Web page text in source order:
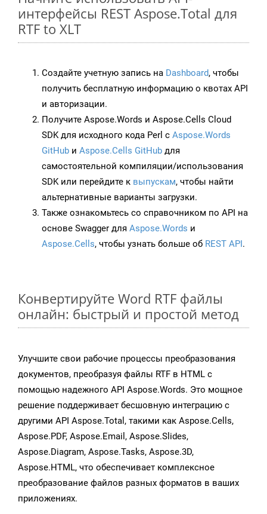
интерфейсы REST Aspose.Total для
RTF to XLT
Создайте учетную запись на Dashboard, чтобы
получить бесплатную информацию о квотах API
и авторизации.
Получите Aspose.Words и Aspose.Cells Cloud
SDK для исходного кода Perl с Aspose.Words
GitHub и Aspose.Cells GitHub для
самостоятельной компиляции/использования
SDK или перейдите к выпускам, чтобы найти
альтернативные варианты загрузки.
Также ознакомьтесь со справочником по API на
основе Swagger для Aspose.Words и
Aspose.Cells, чтобы узнать больше об REST API.
Конвертируйте Word RTF файлы
онлайн: быстрый и простой метод
Улучшите свои рабочие процессы преобразования
документов, преобразуя файлы RTF в HTML с
помощью надежного API Aspose.Words. Это мощное
решение поддерживает бесшовную интеграцию с
другими API Aspose.Total, такими как Aspose.Cells,
Aspose.PDF, Aspose.Email, Aspose.Slides,
Aspose.Diagram, Aspose.Tasks, Aspose.3D,
Aspose.HTML, что обеспечивает комплексное
преобразование файлов разных форматов в ваших
приложениях.